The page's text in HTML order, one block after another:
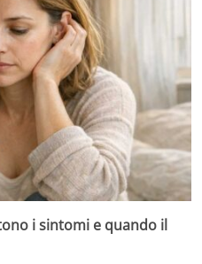
i sintomi e quando il